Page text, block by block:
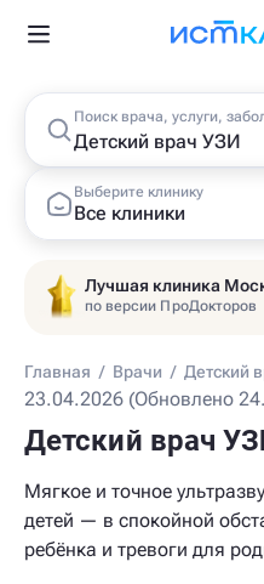
Поиск врача, услуги,
Выберите клинику
Все клиники
Лучшая клиника
по версии ПроДокторов
Главная / Врачи / Детский
23.04.2026 (Обновлено
Детский врач
Мягкое и точное
детей — в спокойной
ребёнка и тревоги для